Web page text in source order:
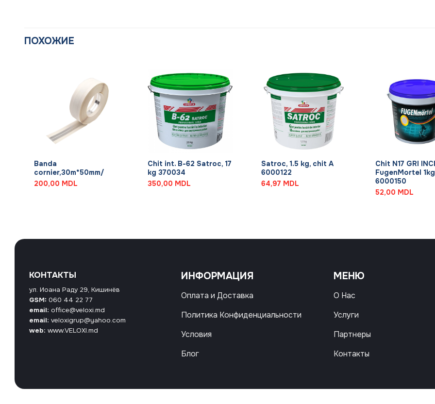
ПОХОЖИЕ
Banda
cornier,30m*50mm/
200,00 MDL
Chit int. B-62 Satroc, 17
kg 370034
350,00 MDL
Satroc, 1.5 kg, chit A
6000122
64,97 MDL
Chit N17 GRI
FugenMortel 1kg
6000150
52,00 MDL
КОНТАКТЫ
ул. Иоана Раду 29, Кишинёв
GSM: 060 44 22 77
email: office@veloxi.md
email: veloxigrup@yahoo.com
web: www.VELOXI.md
ИНФОРМАЦИЯ
Оплата и Доставка
Политика Конфиденциальности
Условия
Блог
МЕНЮ
О Нас
Услуги
Партнеры
Контакты